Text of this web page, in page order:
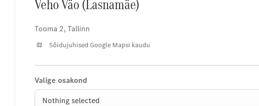
Veho Väo (Lasnamäe)
Tooma 2, Tallinn
Sõidujuhised Google Mapsi kaudu
Valige osakond
Nothing selected